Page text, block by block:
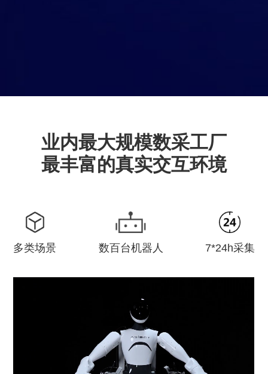
业内最大规模数采工厂
最丰富的真实交互环境
多类场景 数百台机器人 7*24h采集